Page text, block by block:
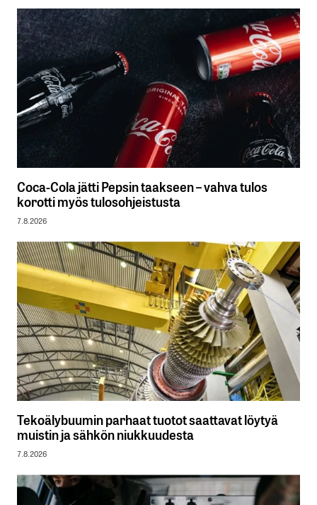
Coca-Cola jätti Pepsin taakseen – vahva tulos
korotti myös tulosohjeistusta
7.8.2026
Tekoälybuumin parhaat tuotot saattavat löytyä
muistin ja sähkön niukkuudesta
7.8.2026